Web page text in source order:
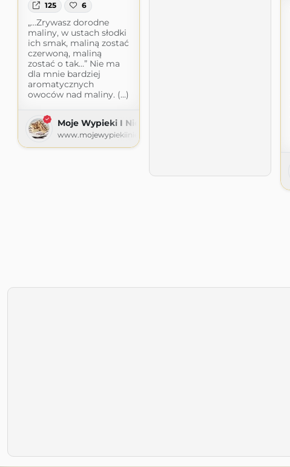
125 6
„…Zrywasz dorodne
maliny, w ustach słodki
ich smak, maliną zostać
czerwoną, maliną
zostać o tak…” Nie ma
dla mnie bardziej
aromatycznych
owoców nad maliny. (...)
Moje Wypieki I Nie Tylko
www.mojewypiekiinietylko.com